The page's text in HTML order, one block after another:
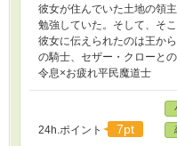
彼女が住んでいた土地の領
勉強していた。そして、そ
彼女に伝えられたのは王か
の騎士、セザー・クローと
令息×お疲れ平民魔道士
24h.ポイント 7pt